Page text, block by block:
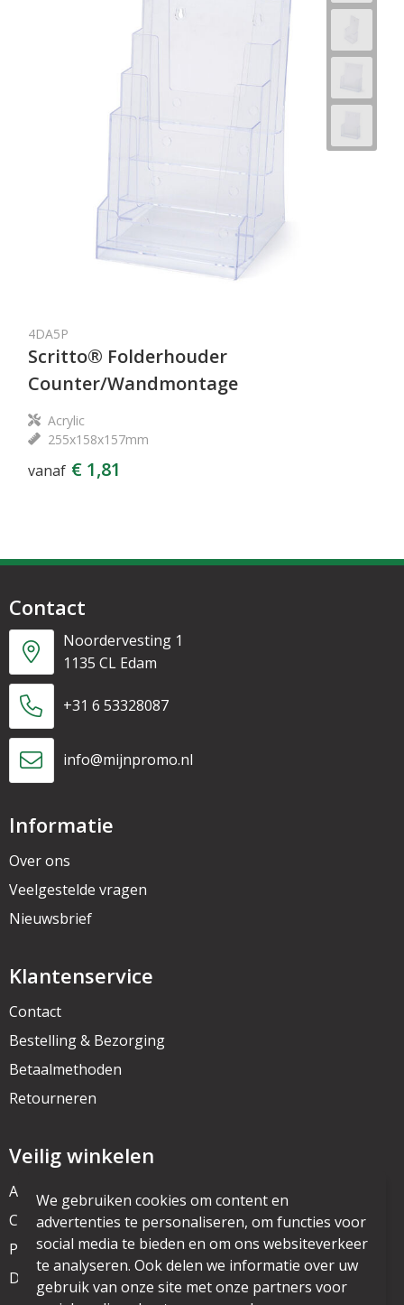
4DA5P
Scritto® Folderhouder
Counter/Wandmontage
Acrylic
255x158x157mm
vanaf € 1,81
Contact
Noordervesting 1
1135 CL Edam
+31 6 53328087
info@mijnpromo.nl
Informatie
Over ons
Veelgestelde vragen
Nieuwsbrief
Klantenservice
Contact
Bestelling & Bezorging
Betaalmethoden
Retourneren
Veilig winkelen
Algemene voorwaarden
Cookieverklaring
Privacyverklaring
Disclaimer
We gebruiken cookies om content en
advertenties te personaliseren, om functies voor
social media te bieden en om ons websiteverkeer
te analyseren. Ook delen we informatie over uw
gebruik van onze site met onze partners voor